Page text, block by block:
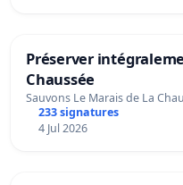
Préserver
Chaussée
Sauvons Le Marais de La
233 signatures
4 Jul 2026